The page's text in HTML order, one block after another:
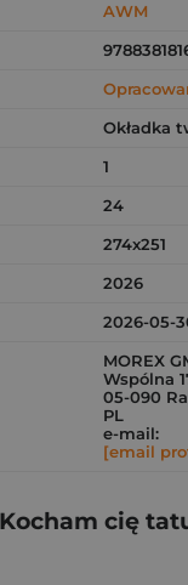
AWM
Okładka
1
24
274x251
2026
2026-05-
MOREX
Wspólna
05-090
PL
e-mail:
[email
cię